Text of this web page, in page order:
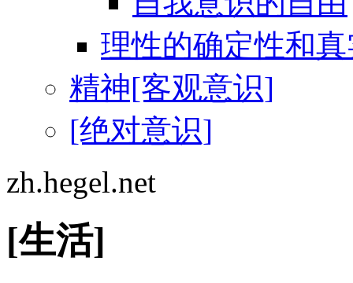
理性的确定性和
精神[客观意识]
[绝对意识]
zh.hegel.net
[生活]